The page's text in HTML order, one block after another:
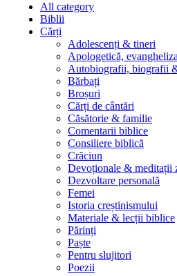
All category
Biblii
Cărți
Adolescenți & tineri
Apologetică,
Autobiografii, biografii
Bărbați
Broșuri
Cărți de cântări
Căsătorie & familie
Comentarii biblice
Consiliere biblică
Crăciun
Devoționale & meditații
Dezvoltare personală
Femei
Istoria creștinismului
Materiale & lecții biblice
Părinți
Paște
Pentru slujitori
Poezii